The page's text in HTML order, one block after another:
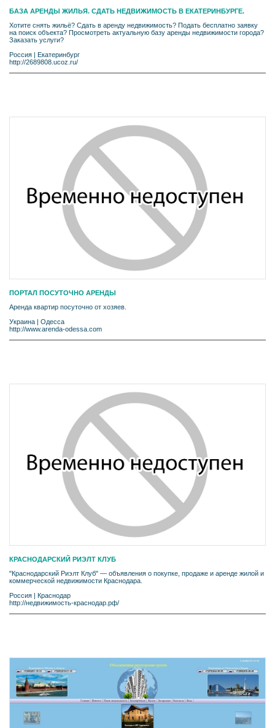
БАЗА АРЕНДЫ ЖИЛЬЯ. СДАТЬ НЕДВИЖИМОСТЬ В ЕКАТЕРИНБУРГЕ.
Хотите снять жильё? Сдать в аренду недвижимость? Подать бесплатно заявку
на поиск объекта? Просмотреть актуальную базу аренды недвижимости города?
Заказать услуги?
Россия | Екатеринбург
http://2689808.ucoz.ru/
ПОРТАЛ ПОСУТОЧНО АРЕНДЫ
Аренда квартир посуточно от хозяев.
Украина | Одесса
http://www.arenda-odessa.com
КРАСНОДАРСКИЙ РИЭЛТ КЛУБ
"Краснодарский Риэлт Клуб" — объявления о покупке, продаже и аренде жилой и
коммерческой недвижимости Краснодара.
Россия | Краснодар
http://недвижимость-краснодар.рф/